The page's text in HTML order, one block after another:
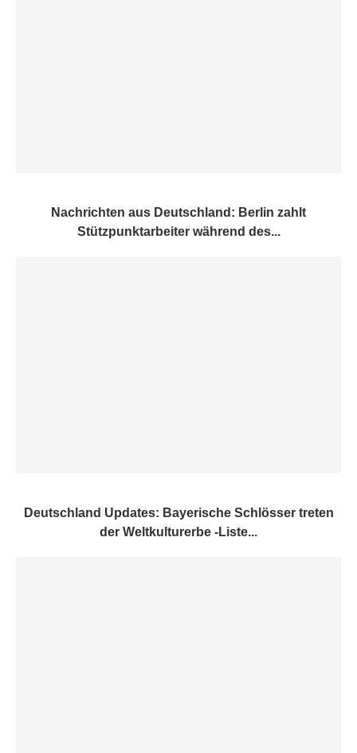
Nachrichten aus Deutschland: Berlin zahlt
Stützpunktarbeiter während des...
Deutschland Updates: Bayerische Schlösser treten
der Weltkulturerbe -Liste...